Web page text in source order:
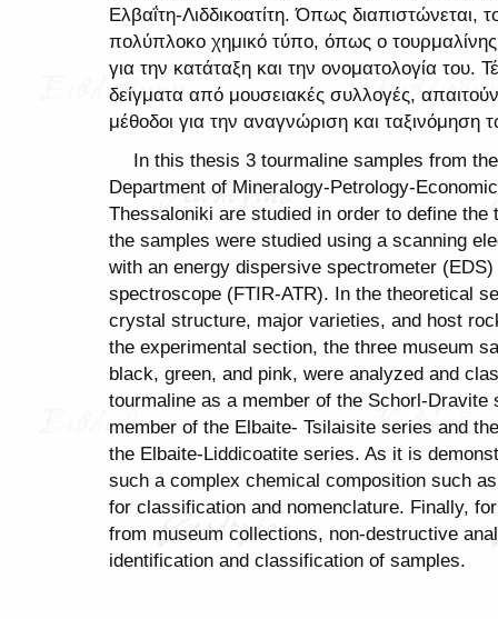
Ελβαΐτη-Λιδδικοατίτη. Όπως
πολύπλοκο χημικό τύπο, όπως ο τουρμαλίνης,
για την κατάταξη και την ονοματολογία του.
δείγματα από μουσειακές συλλογές,
μέθοδοι για την αναγνώριση και ταξινόμηση
In this thesis 3 tourmaline samples from
Department of Mineralogy-Petrology-
Thessaloniki are studied in order to define
the samples were studied using a scanning
with an energy dispersive spectrometer
spectroscope (FTIR-ATR). In the theoretical
crystal structure, major varieties, and host
the experimental section, the three museum
black, green, and pink, were analyzed and
tourmaline as a member of the Schorl-
member of the Elbaite- Tsilaisite series and
the Elbaite-Liddicoatite series. As it is
such a complex chemical composition such
for classification and nomenclature. Finally,
from museum collections, non-destructive
identification and classification of samples.